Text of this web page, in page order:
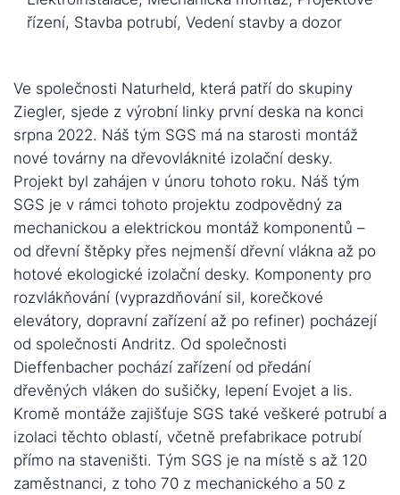
řízení, Stavba potrubí, Vedení stavby a dozor
Ve společnosti Naturheld, která patří do skupiny
Ziegler, sjede z výrobní linky první deska na konci
srpna 2022. Náš tým SGS má na starosti montáž
nové továrny na dřevovláknité izolační desky.
Projekt byl zahájen v únoru tohoto roku. Náš tým
SGS je v rámci tohoto projektu zodpovědný za
mechanickou a elektrickou montáž komponentů –
od dřevní štěpky přes nejmenší dřevní vlákna až po
hotové ekologické izolační desky. Komponenty pro
rozvlákňování (vyprazdňování sil, korečkové
elevátory, dopravní zařízení až po refiner) pocházejí
od společnosti Andritz. Od společnosti
Dieffenbacher pochází zařízení od předání
dřevěných vláken do sušičky, lepení Evojet a lis.
Kromě montáže zajišťuje SGS také veškeré potrubí a
izolaci těchto oblastí, včetně prefabrikace potrubí
přímo na staveništi. Tým SGS je na místě s až 120
zaměstnanci, z toho 70 z mechanického a 50 z